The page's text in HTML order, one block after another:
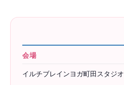
会場
イルチブレインヨガ町田スタジオ